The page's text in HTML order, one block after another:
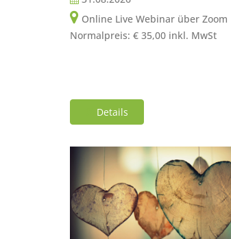
Online Live Webinar über Zoom
Normalpreis: € 35,00 inkl. MwSt
Details